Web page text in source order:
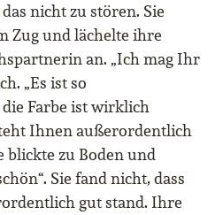
nicht zu stören. Sie
Zug und lächelte ihre
an. „Ich mag Ihr
„Es ist so
Farbe ist wirklich
Ihnen außerordentlich
blickte zu Boden und
Sie fand nicht, dass
gut stand. Ihre